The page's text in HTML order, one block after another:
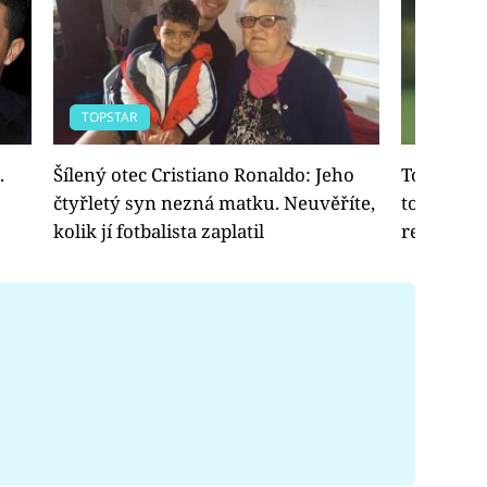
TOPSTAR
Šílený otec Cristiano Ronaldo: Jeho
čtyřletý syn nezná matku. Neuvěříte,
kolik jí fotbalista zaplatil
To je gól:
to